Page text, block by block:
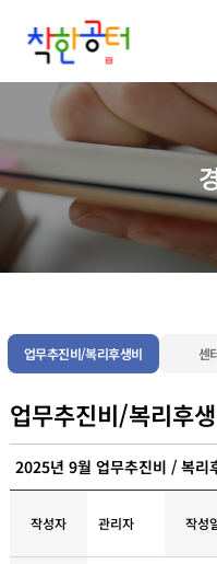
업무추진비/복리후생비 센
업무추진비/복리후
2025년 9월 업무추진비 / 복리
작성자 관리자 작성